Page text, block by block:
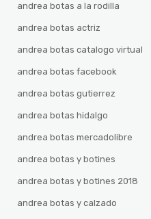
andrea botas a la rodilla
andrea botas actriz
andrea botas catalogo virtual
andrea botas facebook
andrea botas gutierrez
andrea botas hidalgo
andrea botas mercadolibre
andrea botas y botines
andrea botas y botines 2018
andrea botas y calzado